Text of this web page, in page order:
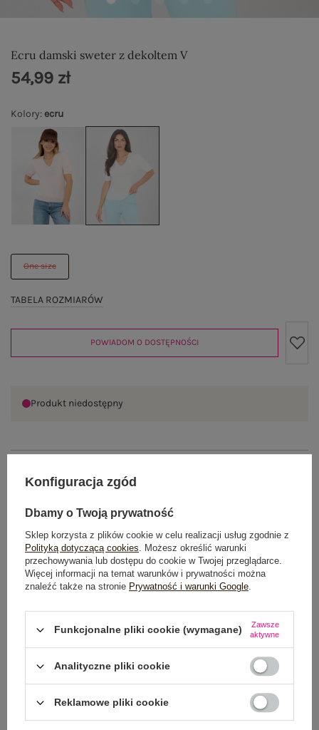
Ecru damski sweter z dekoltem V
Kolory: ecru
One size
TABELA ROZMIARÓW
54,99 zł
POWIADOM O DOSTĘPNOŚCI
Produkt niedostępny
OPINIE O PRODUKCIE (0)
WYSYŁKA I DOSTAWA
Konfiguracja zgód
Dbamy o Twoją prywatność
Sklep korzysta z plików cookie w celu realizacji usług zgodnie z
Polityką dotyczącą cookies. Możesz określić warunki
przechowywania lub dostępu do cookie w Twojej przeglądarce.
Więcej informacji na temat warunków i prywatności można
znaleźć także na stronie Prywatność i warunki Google.
Funkcjonalne pliki cookie (wymagane)
Zawsze
aktywne
Analityczne pliki cookie
Reklamowe pliki cookie